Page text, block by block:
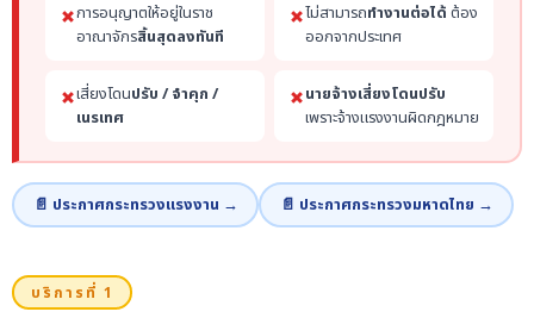
✗การอนุญาตให้อยู่ในราช
อาณาจักรสิ้นสุดลงทันที
✗ไม่สามารถทำงานต่อได้ ต้อง
ออกจากประเทศ
✗เสี่ยงโดนปรับ / จำคุก /
เนรเทศ
✗นายจ้างเสี่ยงโดนปรับ
เพราะจ้างแรงงานผิดกฎหมาย
📄 ประกาศกระทรวงแรงงาน → 📄 ประกาศกระทรวงมหาดไทย →
บริการที่ 1